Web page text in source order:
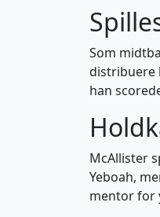
Som
distribuere
han
McAllister
Yeboah,
mentor for